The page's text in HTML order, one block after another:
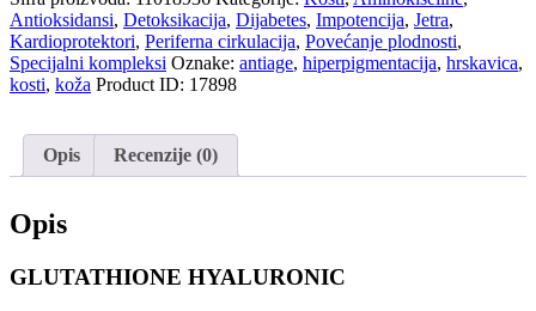
Antioksidansi, Detoksikacija, Dijabetes, Impotencija, Jetra,
Kardioprotektori, Periferna cirkulacija, Povećanje plodnosti,
Specijalni kompleksi Oznake: antiage, hiperpigmentacija, hrskavica,
kosti, koža Product ID: 17898
Opis Recenzije (0)
Opis
GLUTATHIONE HYALURONIC